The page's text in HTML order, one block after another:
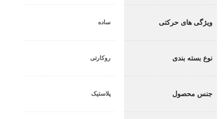
ویژگی های حرکتی ساده
نوع بسته بندی روکارتی
جنس محصول پلاستیک